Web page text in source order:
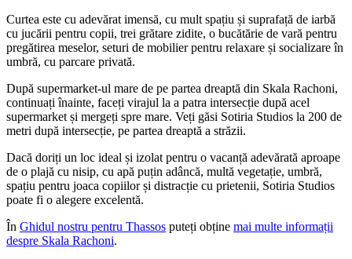
Curtea este cu adevărat imensă, cu mult spațiu și suprafață de iarbă
cu jucării pentru copii, trei grătare zidite, o bucătărie de vară pentru
pregătirea meselor, seturi de mobilier pentru relaxare și socializare în
umbră, cu parcare privată.
După supermarket-ul mare de pe partea dreaptă din Skala Rachoni,
continuați înainte, faceți virajul la a patra intersecție după acel
supermarket și mergeți spre mare. Veți găsi Sotiria Studios la 200 de
metri după intersecție, pe partea dreaptă a străzii.
Dacă doriți un loc ideal și izolat pentru o vacanță adevărată aproape
de o plajă cu nisip, cu apă puțin adâncă, multă vegetație, umbră,
spațiu pentru joaca copiilor și distracție cu prietenii, Sotiria Studios
poate fi o alegere excelentă.
În Ghidul nostru pentru Thassos puteți obține mai multe informații
despre Skala Rachoni.